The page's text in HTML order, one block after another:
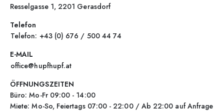
Resselgasse 1, 2201 Gerasdorf
Telefon
Telefon: +43 (0) 676 / 500 44 74
E-MAIL
office@hupfhupf.at
ÖFFNUNGSZEITEN
Büro: Mo-Fr 09:00 - 14:00
Miete: Mo-So, Feiertags 07:00 - 22:00 / Ab 22:00 auf Anfrage